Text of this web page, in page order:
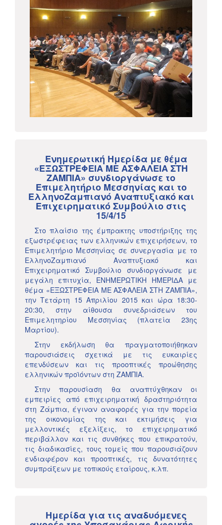
Eνημερωτική Ημερίδα με θέμα
«ΕΞΩΣΤΡΕΦΕΙΑ ΜΕ ΑΣΦΑΛΕΙΑ ΣΤΗ
ΖΑΜΠΙΑ» συνδιοργάνωσε το
Επιμελητήριο Μεσσηνίας και το
ΕλληνοΖαμπιανό Αναπτυξιακό και
Επιχειρηματικό Συμβούλιο στις
15/4/15
Στο πλαίσιο της έμπρακτης υποστήριξης της
εξωστρέφειας των ελληνικών επιχειρήσεων, το
Επιμελητήριο Μεσσηνίας σε συνεργασία με το
ΕλληνοΖαμπιανό Αναπτυξιακό και
Επιχειρηματικό Συμβούλιο συνδιοργάνωσε με
μεγάλη επιτυχία, ΕΝΗΜΕΡΩΤΙΚΗ ΗΜΕΡΙΔΑ με
θέμα «ΕΞΩΣΤΡΕΦΕΙΑ ΜΕ ΑΣΦΑΛΕΙΑ ΣΤΗ ΖΑΜΠΙΑ»,
την Τετάρτη 15 Απριλίου 2015 και ώρα 18:30-
20:30, στην αίθουσα συνεδριάσεων του
Επιμελητηρίου Μεσσηνίας (πλατεία 23ης
Μαρτίου).
Στην εκδήλωση θα πραγματοποιήθηκαν
παρουσιάσεις σχετικά με τις ευκαιρίες
επενδύσεων και τις προοπτικές προώθησης
ελληνικών προϊόντων στη ΖΑΜΠΙΑ.
Στην παρουσίαση θα αναπτύχθηκαν οι
εμπειρίες από επιχειρηματική δραστηριότητα
στη Ζάμπια, έγιναν αναφορές για την πορεία
της οικονομίας της και εκτιμήσεις για
μελλοντικές εξελίξεις, το επιχειρηματικό
περιβάλλον και τις συνθήκες που επικρατούν,
τις διαδικασίες, τους τομείς που παρουσιάζουν
ενδιαφέρον και προοπτικές, τις δυνατότητες
συμπράξεων με τοπικούς εταίρους, κ.λπ.
Ημερίδα για τις αναδυόμενες